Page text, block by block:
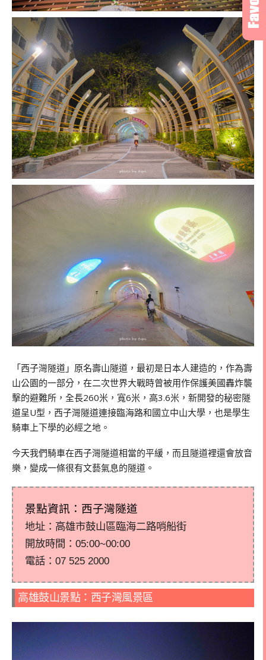
「西子灣隧道」原名壽山隧道，最初是日本人建造的，作為壽
山公園的一部分，在二次世界大戰時曾被用作保護美國轟炸襲
擊的避難所，全長260米，寬6米，高3.6米，新開發的秘密隧
道呈U型，西子灣隧道連接臨海路和國立中山大學，也是學生
騎車上下學的必經之地。
今天我們騎車在西子灣隧道相當的平緩，而且隧道裡還會放音
樂，變成一條很有文藝氣息的隧道。
景點資訊：西子灣隧道
地址：高雄市鼓山區臨海二路哨船街
開放時間：05:00~00:00
電話： 07 525 2000
高雄鼓山景點：西子灣風景區